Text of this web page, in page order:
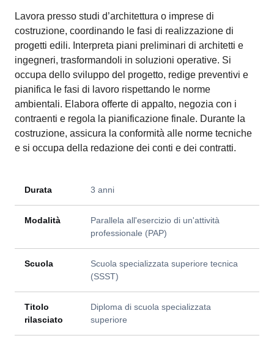
Lavora presso studi d’architettura o imprese di
costruzione, coordinando le fasi di realizzazione di
progetti edili. Interpreta piani preliminari di architetti e
ingegneri, trasformandoli in soluzioni operative. Si
occupa dello sviluppo del progetto, redige preventivi e
pianifica le fasi di lavoro rispettando le norme
ambientali. Elabora offerte di appalto, negozia con i
contraenti e regola la pianificazione finale. Durante la
costruzione, assicura la conformità alle norme tecniche
e si occupa della redazione dei conti e dei contratti.
Durata 3 anni
Modalità
Parallela all'esercizio di un'attività
professionale (PAP)
Scuola
Scuola specializzata superiore tecnica
(SSST)
Titolo
rilasciato
Diploma di scuola specializzata
superiore